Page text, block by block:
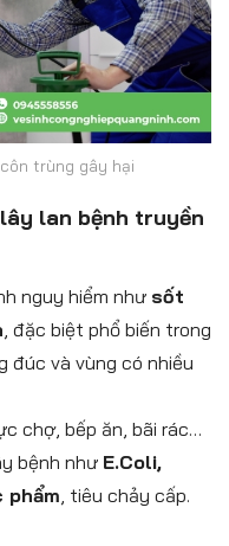
trùng gây hại
lan bệnh truyền
nguy hiểm như sốt
, đặc biệt phổ biến trong
đúc và vùng có nhiều
chợ, bếp ăn, bãi rác…
bệnh như E.Coli,
, tiêu chảy cấp.